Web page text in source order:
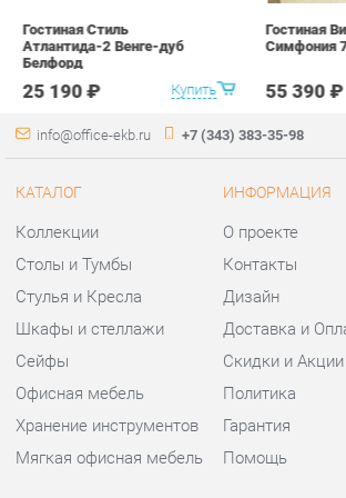
Коллекции
Столы и Тумбы
Шкафы и стеллажи
Офисная мебель
Хранение инструментов
Мягкая офисная мебель
ИНФОРМАЦИЯ
О проекте
Дизайн
Доставка и Оплата
Политика
Гарантия
Помощь
Весь мир
Екатеринбург
Шоурум и склад самовывоза
Адрес: г.Екатеринбург,
Уральских рабочих, 54
Телефон: +7 (343) 383-35-98